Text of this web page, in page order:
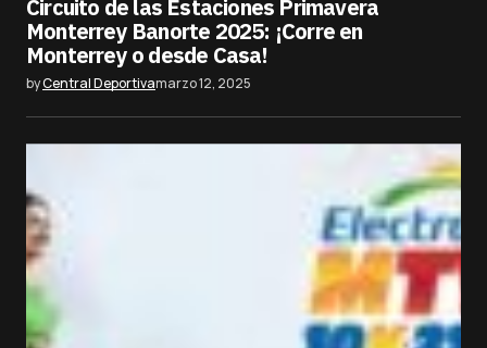
Circuito de las Estaciones Primavera
Monterrey Banorte 2025: ¡Corre en
Monterrey o desde Casa!
byCentral Deportivamarzo 12, 2025